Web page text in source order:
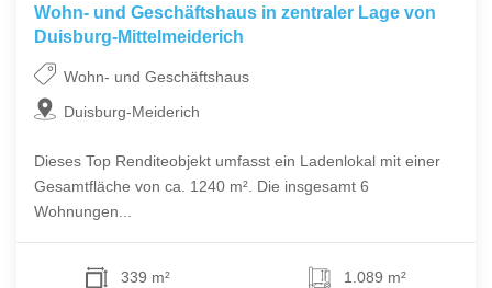
Wohn- und Geschäftshaus in zentraler Lage von
Duisburg-Mittelmeiderich
Wohn- und Geschäftshaus
Duisburg-Meiderich
Dieses Top Renditeobjekt umfasst ein Ladenlokal mit einer
Gesamtfläche von ca. 1240 m². Die insgesamt 6
Wohnungen...
339 m² 1.089 m²